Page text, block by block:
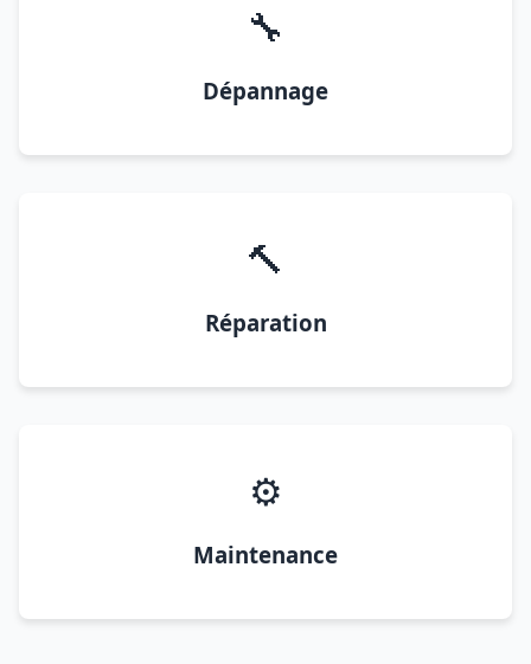
🔧
Dépannage
🔨
Réparation
⚙️
Maintenance